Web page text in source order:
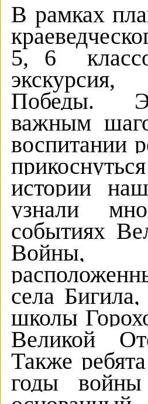
В рамках
5, 6
Победы.
важным
воспитании
истории
узнали
событиях
Войны,
села
школы
Великой
Также
годы